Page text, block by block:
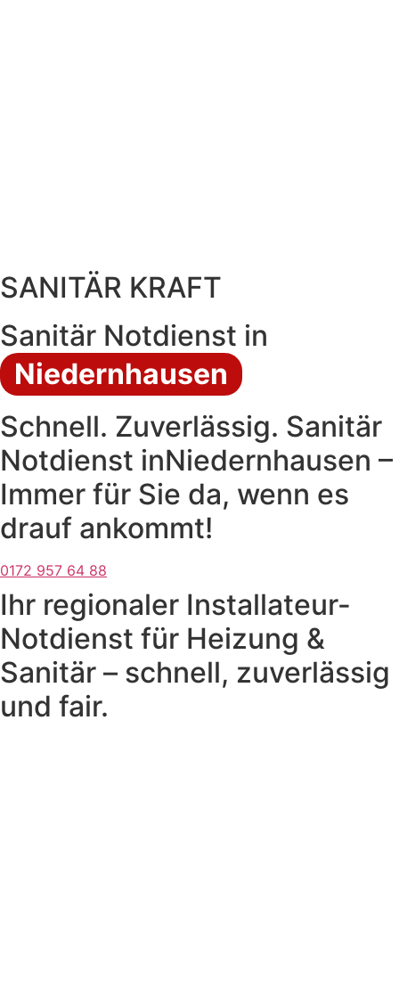
SANITÄR KRAFT
Sanitär Notdienst in
Niedernhausen
Schnell. Zuverlässig. Sanitär
Notdienst inNiedernhausen –
Immer für Sie da, wenn es
drauf ankommt!
0172 957 64 88
Ihr regionaler Installateur-
Notdienst für Heizung &
Sanitär – schnell, zuverlässig
und fair.